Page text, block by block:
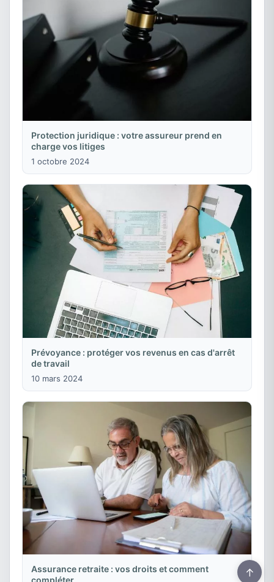
Protection juridique : votre assureur prend en
charge vos litiges
1 octobre 2024
Prévoyance : protéger vos revenus en cas d'arrêt
de travail
10 mars 2024
Assurance retraite : vos droits et comment
↑